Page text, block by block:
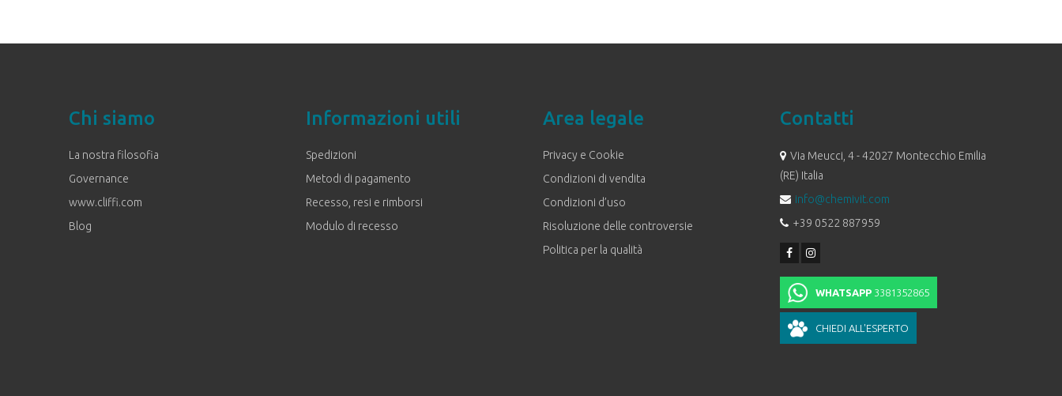
Chi siamo
La nostra filosofia
Governance
www.cliffi.com
Blog
Informazioni utili
Spedizioni
Metodi di pagamento
Recesso, resi e rimborsi
Modulo di recesso
Area legale
Privacy e Cookie
Condizioni di vendita
Condizioni d’uso
Risoluzione delle controversie
Politica per la qualità
Contatti
Via Meucci, 4 - 42027 Montecchio Emilia
(RE) Italia
info@chemivit.com
+39 0522 887959
WHATSAPP 3381352865
CHIEDI ALL'ESPERTO